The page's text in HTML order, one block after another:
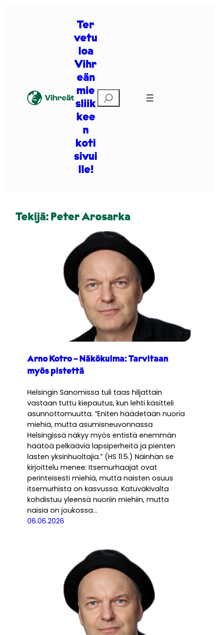
Ter
vetu
loa
Vihr
eän
mie
sliik
kee
n
koti
sivui
lle!
Etsi
Tekijä: Peter Arosarka
Arno Kotro – Näkökulma: Tarvitaan
myös pistettä
Helsingin Sanomissa tuli taas hiljattain
vastaan tuttu kiepautus, kun lehti käsitteli
asunnottomuutta. ”Eniten häädetään nuoria
miehiä, mutta asumisneuvonnassa
Helsingissä näkyy myös entistä enemmän
häätöä pelkääviä lapsiperheitä ja pienten
lasten yksinhuoltajia.” (HS 11.5.) Näinhän se
kirjoittelu menee: Itsemurhaajat ovat
perinteisesti miehiä, mutta naisten osuus
itsemurhista on kasvussa. Katuväkivalta
kohdistuu yleensä nuoriin miehiin, mutta
naisia on joukossa…
06.06.2026